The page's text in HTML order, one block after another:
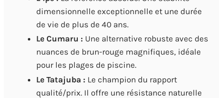
dimensionnelle exceptionnelle et une durée
de vie de plus de 40 ans.
Le Cumaru : Une alternative robuste avec des
nuances de brun-rouge magnifiques, idéale
pour les plages de piscine.
Le Tatajuba : Le champion du rapport
qualité/prix. Il offre une résistance naturelle